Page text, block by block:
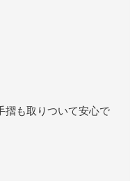
摺も取りついて安心で